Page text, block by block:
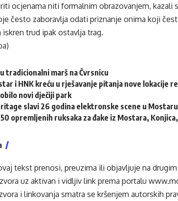
ocjenama niti formalnim obrazovanjem, kazali
često zaboravlja odati priznanje onima koji
iskren trud ipak ostavlja trag.
tradicionalni marš na Čvrsnicu
i HNK kreću u rješavanje pitanja nove lokacije
novi dječiji park
slavi 26 godina elektronske scene u Mostaru
opremljenih ruksaka za đake iz Mostara,
tekst prenosi, preuzima ili objavljuje na
uz aktivan i vidljiv link prema portalu
i linkovanja smatra se kršenjem autorskih